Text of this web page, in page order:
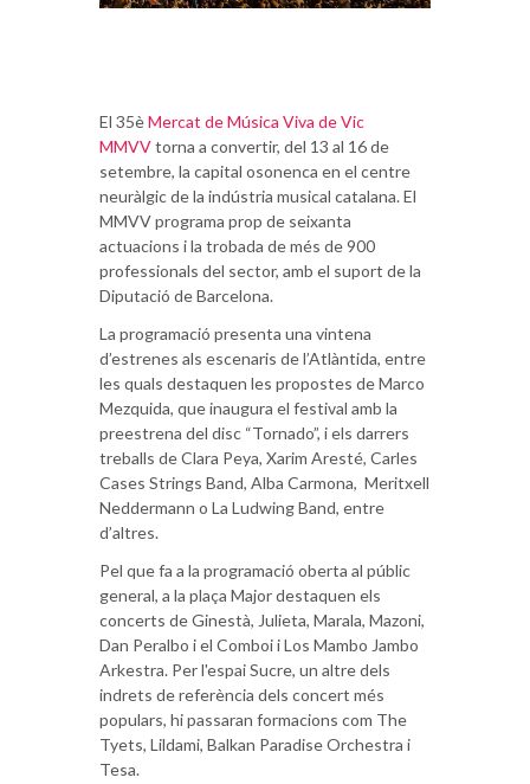
El 35èMercat de Música Viva de Vic
MMVVtorna a convertir, del 13 al 16 de
setembre, la capital osonenca en el centre
neuràlgic de la indústria musical catalana. El
MMVV programa prop de seixanta
actuacions i la trobada de més de 900
professionals del sector, amb el suport de la
Diputació de Barcelona.
La programació presenta una vintena
d’estrenes als escenaris de l’Atlàntida, entre
les quals destaquen les propostes de Marco
Mezquida, que inaugura el festival amb la
preestrena del disc “Tornado”, i els darrers
treballs de Clara Peya, Xarim Aresté, Carles
Cases Strings Band, Alba Carmona, Meritxell
Neddermann o La Ludwing Band, entre
d’altres.
Pel que fa a la programació oberta al públic
general, a la plaça Major destaquen els
concerts de Ginestà, Julieta, Marala, Mazoni,
Dan Peralbo i el Comboi i Los Mambo Jambo
Arkestra. Per l'espai Sucre, un altre dels
indrets de referència dels concert més
populars, hi passaran formacions com The
Tyets, Lildami, Balkan Paradise Orchestra i
Tesa.